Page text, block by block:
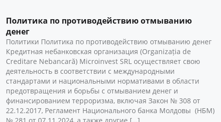
Политика по противодействию отмыванию
денег
Политики Политика по противодействию отмыванию денег
Кредитная небанковская организация (Organizația de
Creditare Nebancară) Microinvest SRL осуществляет свою
деятельность в соответствии с международными
стандартами и национальными нормативами в области
предотвращения и борьбы с отмыванием денег и
финансированием терроризма, включая Закон № 308 от
22.12.2017, Регламент Национального банка Молдовы (НБМ)